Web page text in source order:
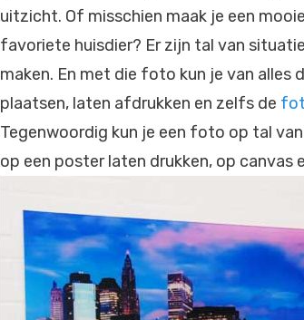
uitzicht. Of misschien maak je een
favoriete huisdier? Er zijn tal van
maken. En met die foto kun je van
plaatsen, laten afdrukken en zelfs de
Tegenwoordig kun je een foto op tal
op een poster laten drukken, op canvas